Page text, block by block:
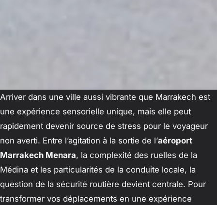
Arriver dans une ville aussi vibrante que Marrakech est
une expérience sensorielle unique, mais elle peut
rapidement devenir source de stress pour le voyageur
non averti. Entre l’agitation à la sortie de l’aéroport
Marrakech Menara, la complexité des ruelles de la
Médina et les particularités de la conduite locale, la
question de la sécurité routière devient centrale. Pour
transformer vos déplacements en une expérience